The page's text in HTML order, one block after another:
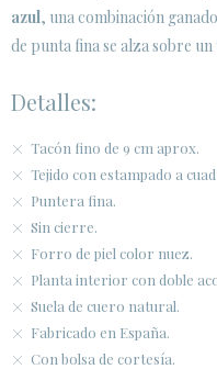
azul, una combinación
de punta fina se alza sobre
Detalles:
Tacón fino de 9 cm aprox.
Tejido con estampado a
Puntera fina.
Sin cierre.
Forro de piel color nuez.
Planta interior con doble
Suela de cuero natural.
Fabricado en España.
Con bolsa de cortesía.